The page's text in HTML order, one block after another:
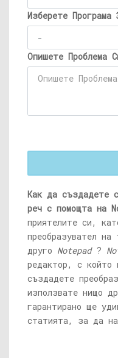
Изберете
Опишете Проблема
Как да създадете
реч с помощта на
приятелите си,
преобразувател
друго Notepad?
редактор, с който
създадете
използвате нищо
гарантирано ще
статията, за да